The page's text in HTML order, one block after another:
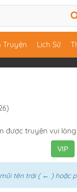
Truyện Lịch Sử
được truyện vui lòng
VIP
tên trái ( ← ) hoặc